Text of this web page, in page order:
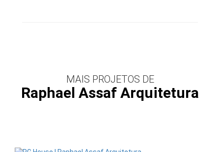
MAIS PROJETOS DE
Raphael Assaf Arquitetura